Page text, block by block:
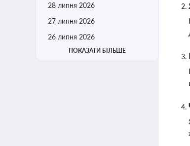
28 липня 2026
27 липня 2026
26 липня 2026
ПОКАЗАТИ БІЛЬШЕ